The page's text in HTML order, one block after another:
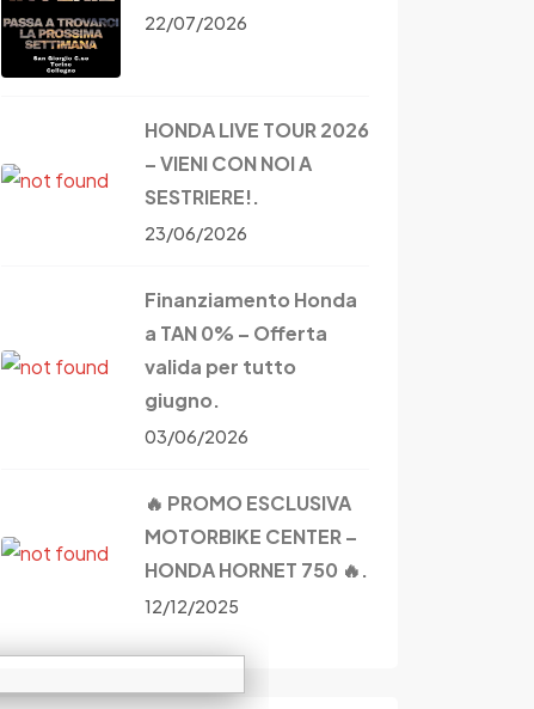
22/07/2026
HONDA LIVE TOUR 2026
– VIENI CON NOI A
SESTRIERE!.
23/06/2026
Finanziamento Honda
a TAN 0% – Offerta
valida per tutto
giugno.
03/06/2026
🔥 PROMO ESCLUSIVA
MOTORBIKE CENTER –
HONDA HORNET 750 🔥.
12/12/2025